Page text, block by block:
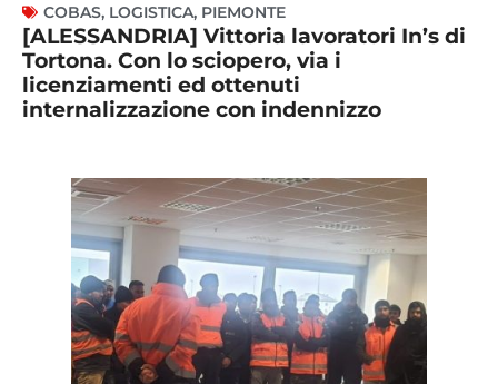
COBAS, LOGISTICA, PIEMONTE
[ALESSANDRIA] Vittoria lavoratori In’s di
Tortona. Con lo sciopero, via i
licenziamenti ed ottenuti
internalizzazione con indennizzo